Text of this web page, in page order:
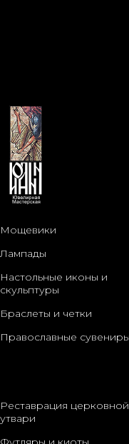
Мощевики
Лампады
Настольные иконы и
скульптуры
Браслеты и четки
Православные сувениры
Реставрация церковной
утвари